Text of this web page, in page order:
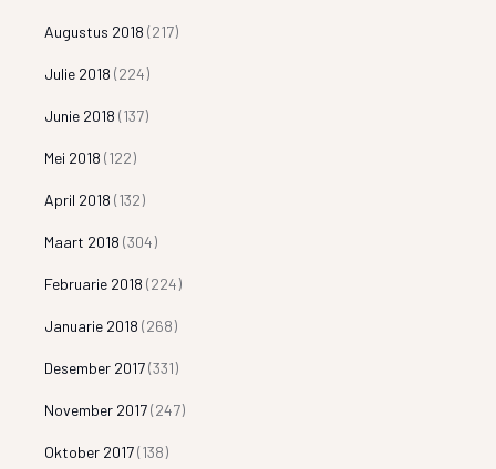
Augustus 2018 (217)
Julie 2018 (224)
Junie 2018 (137)
Mei 2018 (122)
April 2018 (132)
Maart 2018 (304)
Februarie 2018 (224)
Januarie 2018 (268)
Desember 2017(331)
November 2017(247)
Oktober 2017(138)